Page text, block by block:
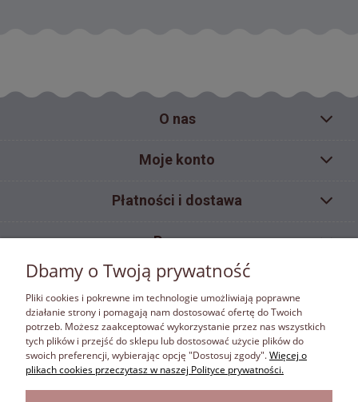
O nas
Moje konto
Płatności i dostawa
Pomoc
Informacje
ZAKAZ KOPIOWANIA
Materiały umieszczone w sklepie internetowym bonafora.pl objęte są ochroną wynikającą z
ustawy z dnia 4 lutego 1994 r. o prawie autorskim i prawach pokrewnych. Właścicielem
autorskich praw majątkowych jest firma Bona Fora. Właściciel autorskich praw majątkowych
zastrzega w rozumieniu art. 25 ust.1 pkt.1 ustawy z dnia 4 lutego 1994 r. o prawie autorskim
Dbamy o Twoją prywatność
Pliki cookies i pokrewne im technologie umożliwiają poprawne
działanie strony i pomagają nam dostosować ofertę do Twoich
potrzeb. Możesz zaakceptować wykorzystanie przez nas wszystkich
tych plików i przejść do sklepu lub dostosować użycie plików do
swoich preferencji, wybierając opcję "Dostosuj zgody".Więcej o
plikach cookies przeczytasz w naszej Polityce prywatności.